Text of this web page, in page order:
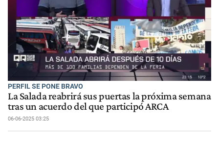
PERFIL SE PONE BRAVO
La Salada reabrirá sus puertas la próxima semana
tras un acuerdo del que participó ARCA
06-06-2025 03:25